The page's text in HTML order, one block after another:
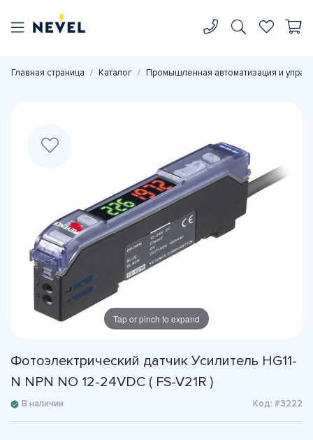
Главная страница Каталог Промышленная автоматизация и
Tap or pinch to expand
Фотоэлектрический датчик Усилитель HG11-
N NPN NO 12-24VDC ( FS-V21R )
В наличии Код: #3222